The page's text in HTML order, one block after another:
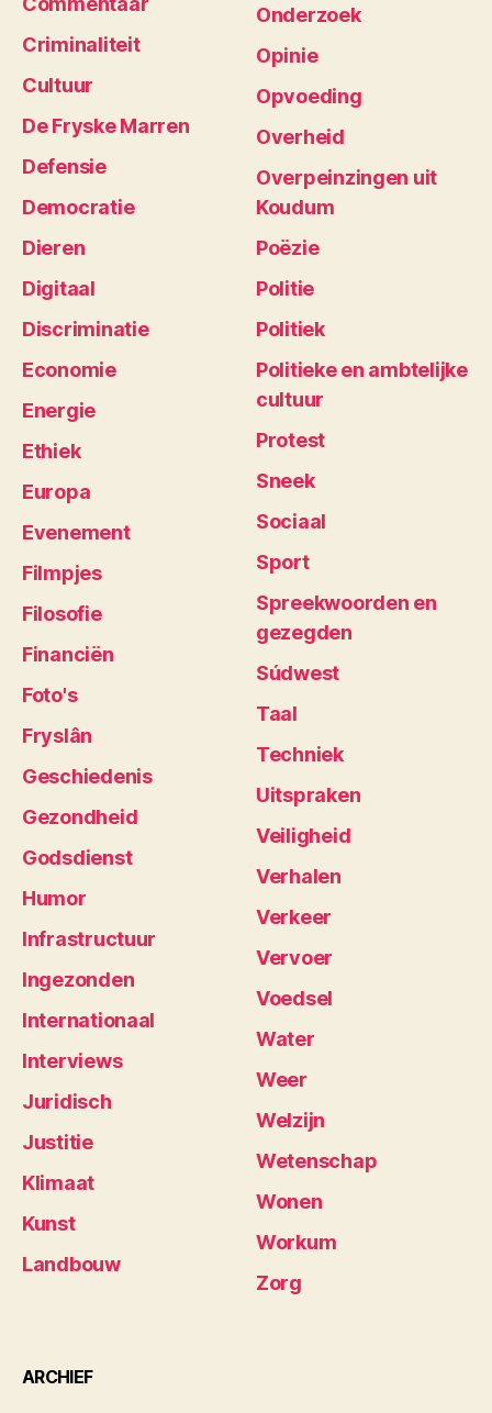
Criminaliteit
Cultuur
De Fryske Marren
Defensie
Democratie
Dieren
Digitaal
Discriminatie
Economie
Energie
Ethiek
Europa
Evenement
Filmpjes
Filosofie
Financiën
Foto's
Fryslân
Geschiedenis
Gezondheid
Godsdienst
Humor
Infrastructuur
Ingezonden
Internationaal
Interviews
Juridisch
Justitie
Klimaat
Kunst
Landbouw
Onderzoek
Opinie
Opvoeding
Overheid
Overpeinzingen uit
Koudum
Poëzie
Politie
Politiek
Politieke en ambtelijke
cultuur
Protest
Sneek
Sociaal
Sport
Spreekwoorden en
gezegden
Súdwest
Taal
Techniek
Uitspraken
Veiligheid
Verhalen
Verkeer
Vervoer
Voedsel
Water
Weer
Welzijn
Wetenschap
Wonen
Workum
Zorg
ARCHIEF